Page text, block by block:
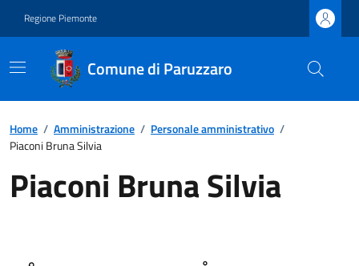
Regione Piemonte
Comune di Paruzzaro
Home / Amministrazione / Personale amministrativo /
Piaconi Bruna Silvia
Piaconi Bruna Silvia